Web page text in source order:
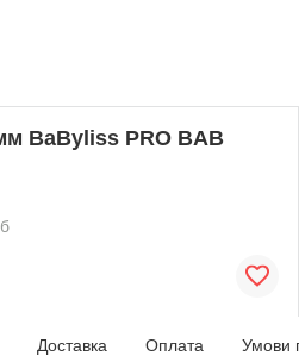
BaByliss PRO BAB
Доставка Оплата Умови